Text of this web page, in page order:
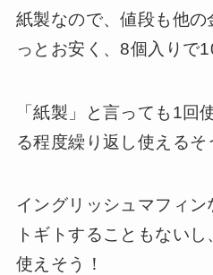
紙製なので、値段も他
っとお安く、8個入りで
「紙製」と言っても1回
る程度繰り返し使えるそ
イングリッシュマフィ
トギトすることもない
使えそう！